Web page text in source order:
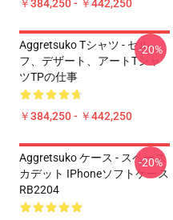
￥384,250 - ￥442,250
Aggretsuko Tシャツ - セル
フ、デザート、アートTシャ
ツTPの仕事
￥384,250 - ￥442,250
-20%
Aggretsuko ケース - スペース
カデット IPhoneソフトケース
RB2204
-20%